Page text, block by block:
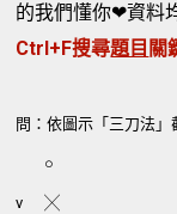
的我們懂你❤資料
Ctrl+F搜尋題目 關
問：依圖示「三刀法
○
v ╳